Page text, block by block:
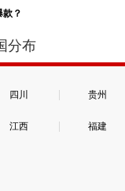
？
分布
四川 贵州
江西 福建